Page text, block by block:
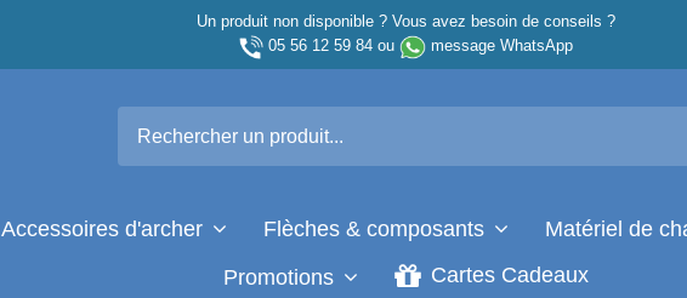
Un produit non disponible ? Vous avez besoin de conseils ?
05 56 12 59 84ou message WhatsApp
Accessoires d'archer Flèches & composants Matériel de
Promotions Cartes Cadeaux